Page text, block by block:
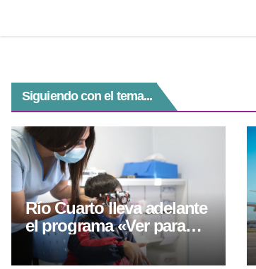
Siguiendo con el tema...
Río Cuarto lleva adelante
el programa «Ver para
Ser Libres» con
controles oftalmológicos